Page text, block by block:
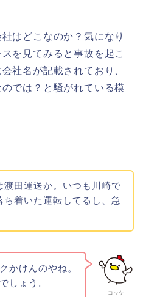
はどこなのか？気になり
を見てみると事故を起こ
社名が記載されており、
では？と騒がれている模
渡田運送か。いつも川崎で
ち着いた運転してるし、急
コッケ
かけんのやね。
しょう。